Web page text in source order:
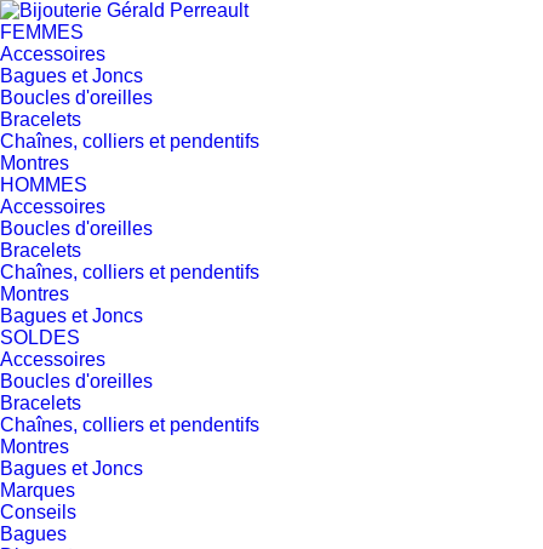
FEMMES
Accessoires
Bagues et Joncs
Boucles d'oreilles
Bracelets
Chaînes, colliers et pendentifs
Montres
HOMMES
Accessoires
Boucles d'oreilles
Bracelets
Chaînes, colliers et pendentifs
Montres
Bagues et Joncs
SOLDES
Accessoires
Boucles d'oreilles
Bracelets
Chaînes, colliers et pendentifs
Montres
Bagues et Joncs
Marques
Conseils
Bagues